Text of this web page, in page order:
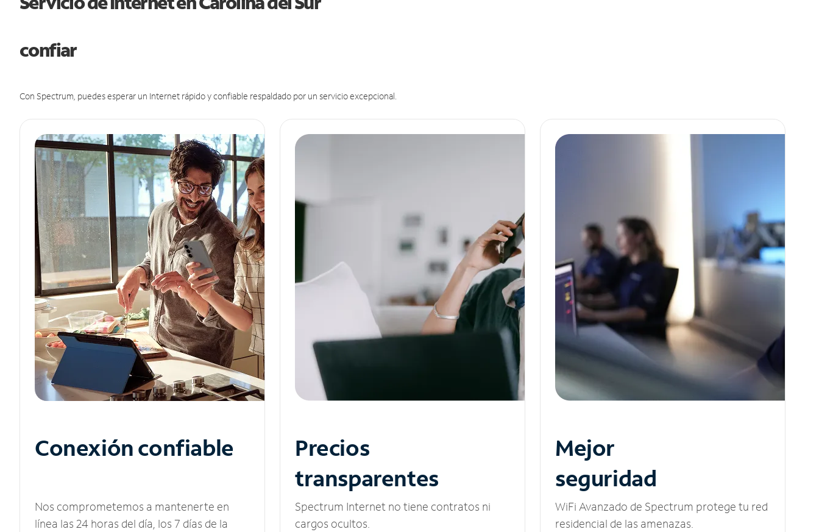
confiar
Con Spectrum, puedes esperar un Internet rápido y confiable respaldado por un servicio excepcional.
Conexión confiable
Nos comprometemos a mantenerte en
línea las 24 horas del día, los 7 días de la
Precios
transparentes
Spectrum Internet no tiene contratos ni
cargos ocultos.
Mejor
seguridad
WiFi Avanzado de Spectrum protege tu red
residencial de las amenazas.